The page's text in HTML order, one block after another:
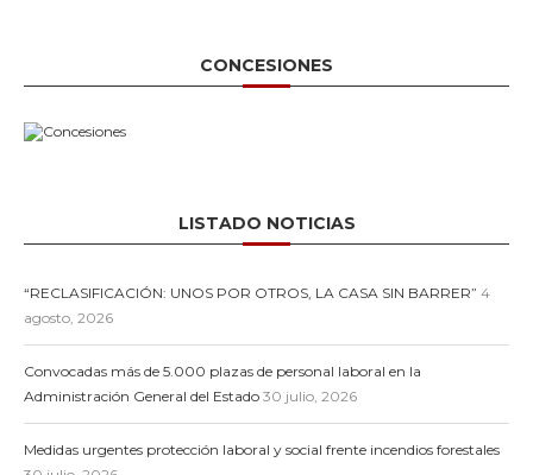
CONCESIONES
LISTADO NOTICIAS
“RECLASIFICACIÓN: UNOS POR OTROS, LA CASA SIN BARRER” 4
agosto, 2026
Convocadas más de 5.000 plazas de personal laboral en la
Administración General del Estado 30 julio, 2026
Medidas urgentes protección laboral y social frente incendios forestales